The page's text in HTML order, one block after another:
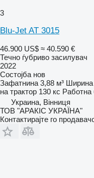
3
Blu-Jet AT 3015
46.900 US$ ≈ 40.590 €
Течно ѓубриво засилувач
2022
Состојба нов
Зафатнина 3,88 м³
на трактор 130 кс Работна
Украина, Вінниця
ТОВ "АРАКІС УКРАЇНА"
Контактирајте го